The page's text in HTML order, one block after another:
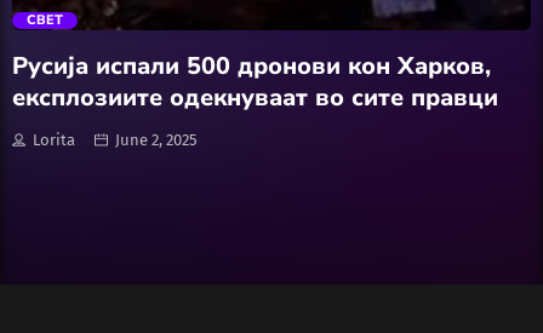
Бизнис
СВЕТ
Русија испали 500 дронови кон Харков,
експлозиите одекнуваат во сите правци
Lorita June 2, 2025